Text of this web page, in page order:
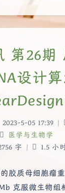
关闭
第26期
设计
2023-5-05 17:39 |
医学与生物学
字 | 1.5 小
胶质母细胞瘤
克服微生物组